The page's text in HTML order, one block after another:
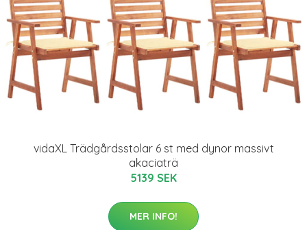
vidaXL Trädgårdsstolar 6 st med dynor massivt
akaciaträ
5139 SEK
MER INFO!